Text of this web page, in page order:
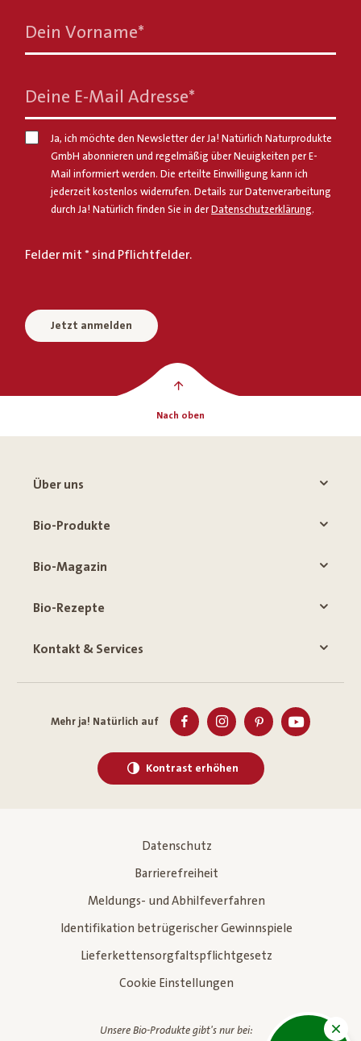
Dein Vorname*
Deine E-Mail Adresse*
Ja, ich möchte den Newsletter der Ja! Natürlich Naturprodukte
GmbH abonnieren und regelmäßig über Neuigkeiten per E-
Mail informiert werden. Die erteilte Einwilligung kann ich
jederzeit kostenlos widerrufen. Details zur Datenverarbeitung
durch Ja! Natürlich finden Sie in der Datenschutzerklärung.
Felder mit * sind Pflichtfelder.
Jetzt anmelden
Nach oben
Über uns
Bio-Produkte
Bio-Magazin
Bio-Rezepte
Kontakt & Services
Mehr ja! Natürlich auf
Kontrast erhöhen
Datenschutz
Barrierefreiheit
Meldungs- und Abhilfeverfahren
Identifikation betrügerischer Gewinnspiele
Lieferkettensorgfaltspflichtgesetz
Cookie Einstellungen
Unsere Bio-Produkte gibt's nur bei: